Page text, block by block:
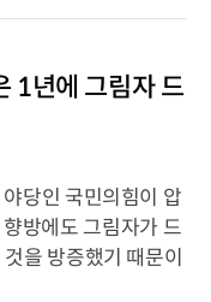
1년에 그림자 드
당인 국민의힘이 압
방에도 그림자가 드
을 방증했기 때문이